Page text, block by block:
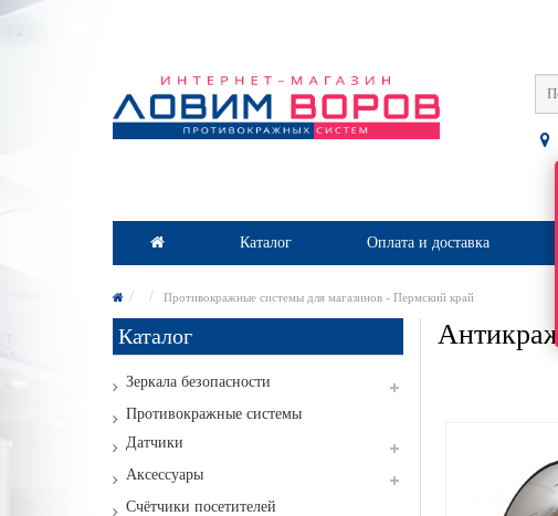
Каталог Оплата и доставка
Противокражные системы для магазинов - Пермский край
Каталог
Зеркала безопасности
Противокражные системы
Датчики
Аксессуары
Счётчики посетителей